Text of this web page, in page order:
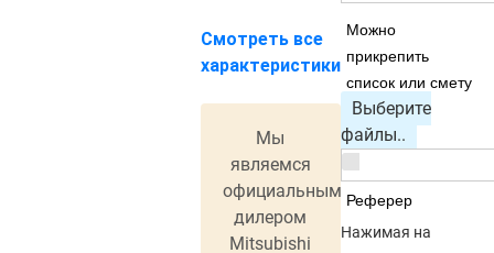
Можно
прикрепить
список или смету
Выберите
файлы..
Реферер
Нажимая на
Смотреть все
характеристики
Мы
являемся
официальным
дилером
Mitsubishi